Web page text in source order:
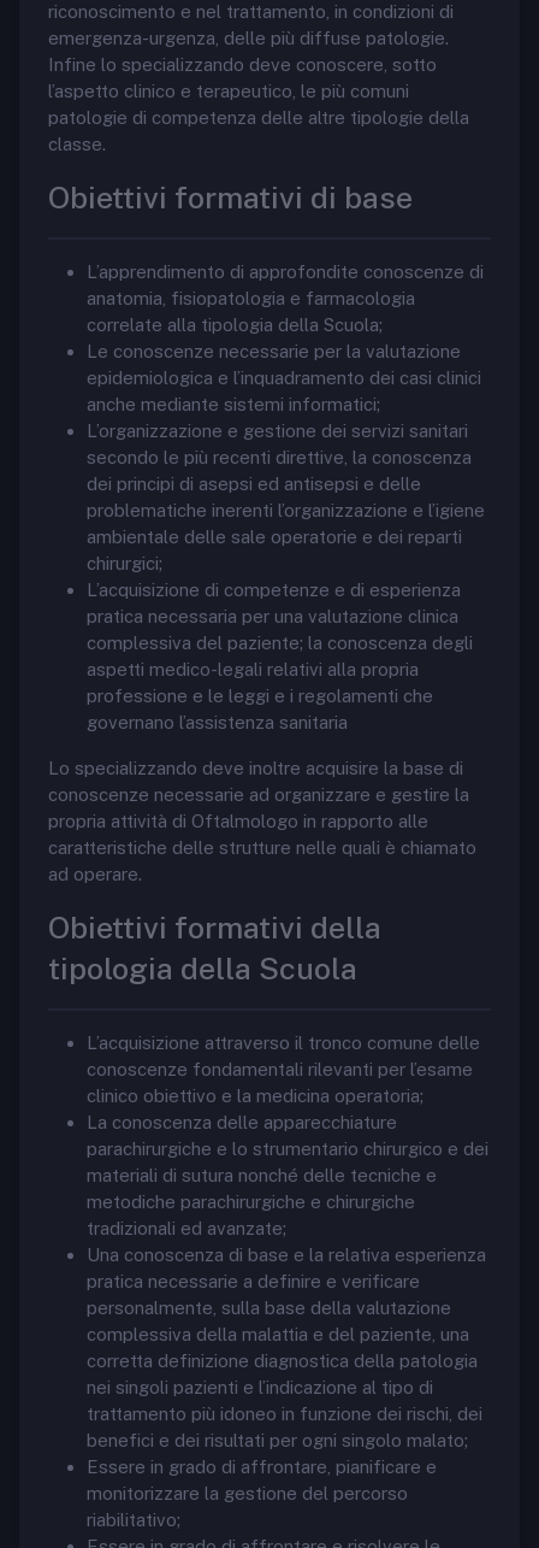
riconoscimento e nel trattamento, in condizioni di
emergenza-urgenza, delle più diffuse patologie.
Infine lo specializzando deve conoscere, sotto
l’aspetto clinico e terapeutico, le più comuni
patologie di competenza delle altre tipologie della
classe.
Obiettivi formativi di base
L’apprendimento di approfondite conoscenze di
anatomia, fisiopatologia e farmacologia
correlate alla tipologia della Scuola;
Le conoscenze necessarie per la valutazione
epidemiologica e l’inquadramento dei casi clinici
anche mediante sistemi informatici;
L’organizzazione e gestione dei servizi sanitari
secondo le più recenti direttive, la conoscenza
dei principi di asepsi ed antisepsi e delle
problematiche inerenti l’organizzazione e l’igiene
ambientale delle sale operatorie e dei reparti
chirurgici;
L’acquisizione di competenze e di esperienza
pratica necessaria per una valutazione clinica
complessiva del paziente; la conoscenza degli
aspetti medico-legali relativi alla propria
professione e le leggi e i regolamenti che
governano l’assistenza sanitaria
Lo specializzando deve inoltre acquisire la base di
conoscenze necessarie ad organizzare e gestire la
propria attività di Oftalmologo in rapporto alle
caratteristiche delle strutture nelle quali è chiamato
ad operare.
Obiettivi formativi della
tipologia della Scuola
L’acquisizione attraverso il tronco comune delle
conoscenze fondamentali rilevanti per l’esame
clinico obiettivo e la medicina operatoria;
La conoscenza delle apparecchiature
parachirurgiche e lo strumentario chirurgico e dei
materiali di sutura nonché delle tecniche e
metodiche parachirurgiche e chirurgiche
tradizionali ed avanzate;
Una conoscenza di base e la relativa esperienza
pratica necessarie a definire e verificare
personalmente, sulla base della valutazione
complessiva della malattia e del paziente, una
corretta definizione diagnostica della patologia
nei singoli pazienti e l’indicazione al tipo di
trattamento più idoneo in funzione dei rischi, dei
benefici e dei risultati per ogni singolo malato;
Essere in grado di affrontare, pianificare e
monitorizzare la gestione del percorso
riabilitativo;